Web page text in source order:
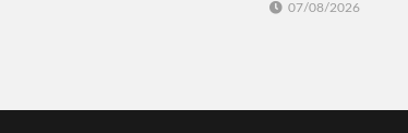
07/08/2026